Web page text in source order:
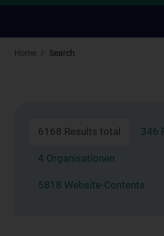
Home Search
6168 Results total 346
4 Organisationen
5818 Website-Contents